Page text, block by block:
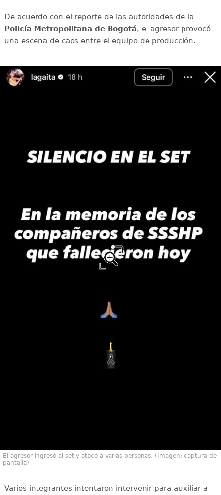
De acuerdo con el reporte de las autoridades de la
Policía Metropolitana de Bogotá, el agresor provocó
una escena de caos entre el equipo de producción.
El agresor ingresó al set y atacó a varias personas. (Imagen: captura de
pantalla)
Varios integrantes intentaron intervenir para auxiliar a